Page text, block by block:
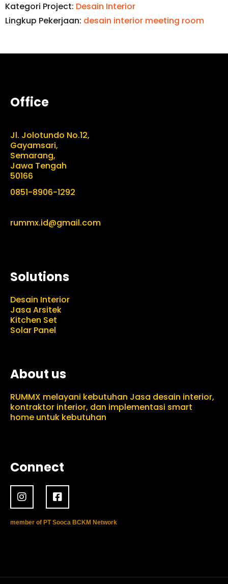
Kategori Project: Desain Interior
Lingkup Pekerjaan: desain interior meeting room
Office
Jl. Jolotundo No.12,
Gayamsari,
Semarang,
Jawa Tengah
50166
0851-8906-1292
rummx.id@gmail.com
Solutions
Desain Interior
Jasa Arsitek
Kitchen Set
Solar Panel
About us
RUMMX melayani kebutuhan Jasa desain interior,
kontraktor interior, dan implementasi smart
home untuk kebutuhan
Connect
member of PT Sooca BCKM Network